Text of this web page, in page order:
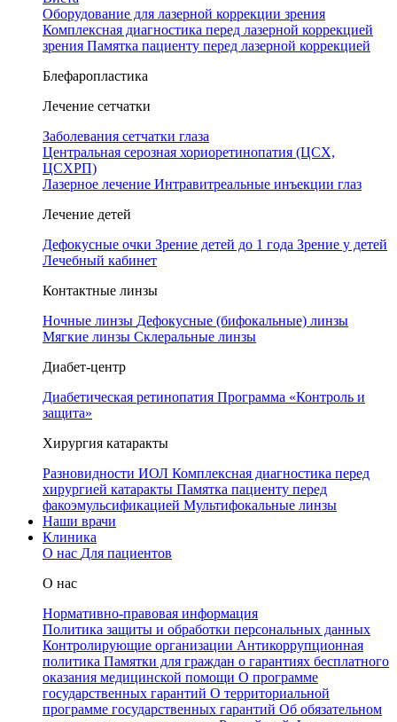
Оборудование для лазерной коррекции зрения
Комплексная диагностика перед лазерной коррекцией
зрения Памятка пациенту перед лазерной коррекцией
Блефаропластика
Лечение сетчатки
Заболевания сетчатки глаза
Центральная серозная хориоретинопатия (ЦСХ,
ЦСХРП)
Лазерное лечение Интравитреальные инъекции глаз
Лечение детей
Дефокусные очки Зрение детей до 1 года Зрение у детей
Лечебный кабинет
Контактные линзы
Ночные линзы Дефокусные (бифокальные) линзы
Мягкие линзы Склеральные линзы
Диабет-центр
Диабетическая ретинопатия Программа «Контроль и
защита»
Хирургия катаракты
Разновидности ИОЛ Комплексная диагностика перед
хирургией катаракты Памятка пациенту перед
факоэмульсификацией Мультифокальные линзы
Наши врачи
Клиника
О нас Для пациентов
О нас
Нормативно-правовая информация
Политика защиты и обработки персональных данных
Контролирующие организации Антикоррупционная
политика Памятки для граждан о гарантиях бесплатного
оказания медицинской помощи О программе
государственных гарантий О территориальной
программе государственных гарантий Об обязательном